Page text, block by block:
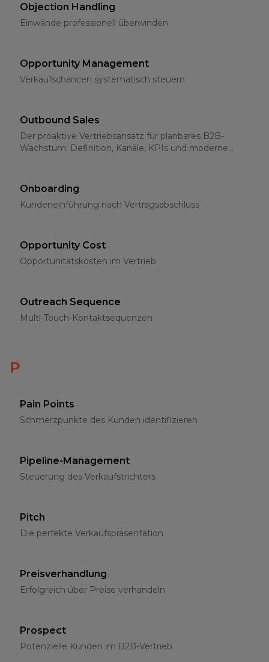
Objection Handling
Einwände professionell überwinden
Opportunity Management
Verkaufschancen systematisch steuern
Outbound Sales
Der proaktive Vertriebsansatz für planbares B2B-
Wachstum: Definition, Kanäle, KPIs und moderne
Onboarding
Kundeneinführung nach Vertragsabschluss
Opportunity Cost
Opportunitätskosten im Vertrieb
Outreach Sequence
Multi-Touch-Kontaktsequenzen
P
Pain Points
Schmerzpunkte des Kunden identifizieren
Pipeline-Management
Steuerung des Verkaufstrichters
Pitch
Die perfekte Verkaufspräsentation
Preisverhandlung
Erfolgreich über Preise verhandeln
Prospect
Potenzielle Kunden im B2B-Vertrieb